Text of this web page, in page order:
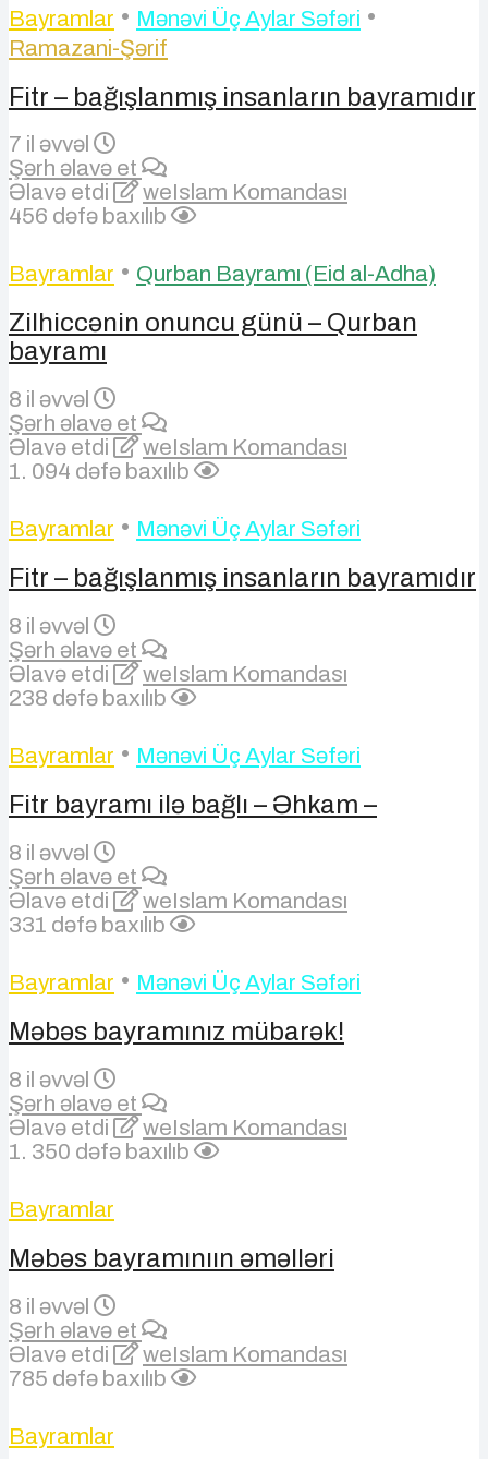
Bayramlar • Mənəvi Üç Aylar Səfəri •
Ramazani-Şərif
Fitr – bağışlanmış insanların bayramıdır
7 il əvvəl
Şərh əlavə et
Əlavə etdi
weIslam Komandası
456 dəfə baxılıb
Bayramlar • Qurban Bayramı (Eid al-Adha)
Zilhiccənin onuncu günü – Qurban
bayramı
8 il əvvəl
Şərh əlavə et
Əlavə etdi
weIslam Komandası
1. 094 dəfə baxılıb
Bayramlar • Mənəvi Üç Aylar Səfəri
Fitr – bağışlanmış insanların bayramıdır
8 il əvvəl
Şərh əlavə et
Əlavə etdi
weIslam Komandası
238 dəfə baxılıb
Bayramlar • Mənəvi Üç Aylar Səfəri
Fitr bayramı ilə bağlı – Əhkam –
8 il əvvəl
Şərh əlavə et
Əlavə etdi
weIslam Komandası
331 dəfə baxılıb
Bayramlar • Mənəvi Üç Aylar Səfəri
Məbəs bayramınız mübarək!
8 il əvvəl
Şərh əlavə et
Əlavə etdi
weIslam Komandası
1. 350 dəfə baxılıb
Bayramlar
Məbəs bayramınıın əməlləri
8 il əvvəl
Şərh əlavə et
Əlavə etdi
weIslam Komandası
785 dəfə baxılıb
Bayramlar